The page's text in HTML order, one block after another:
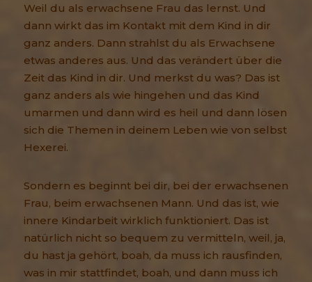
Weil du als erwachsene Frau das lernst. Und
dann wirkt das im Kontakt mit dem Kind in dir
ganz anders. Dann strahlst du als Erwachsene
etwas anderes aus. Und das verändert über die
Zeit das Kind in dir. Und merkst du was? Das ist
ganz anders als wie hingehen und das Kind
umarmen und dann wird es heil und dann lösen
sich die Themen in deinem Leben wie von selbst
Hexerei.
Sondern es beginnt bei dir, bei der erwachsenen
Frau, beim erwachsenen Mann. Und das ist, wie
innere Kindarbeit wirklich funktioniert. Das ist
natürlich nicht so bequem zu vermitteln, weil, ja,
du hast ja gehört, boah, da muss ich rausfinden,
was in mir stattfindet, boah, und dann muss ich